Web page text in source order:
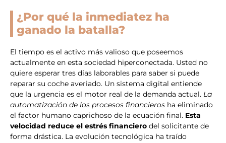
¿Por qué la inmediatez ha
ganado la batalla?
El tiempo es el activo más valioso que poseemos
actualmente en esta sociedad hiperconectada. Usted no
quiere esperar tres días laborables para saber si puede
reparar su coche averiado. Un sistema digital entiende
que la urgencia es el motor real de la demanda actual. La
automatización de los procesos financieros ha eliminado
el factor humano caprichoso de la ecuación final. Esta
velocidad reduce el estrés financiero del solicitante de
forma drástica. La evolución tecnológica ha traído